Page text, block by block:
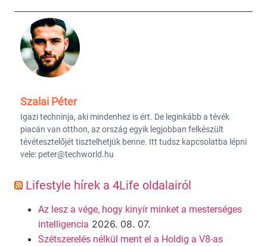
Szalai Péter
Igazi techninja, aki mindenhez is ért. De leginkább a tévék
piacán van otthon, az ország egyik legjobban felkészült
tévétesztelőjét tisztelhetjük benne. Itt tudsz kapcsolatba lépni
vele: peter@techworld.hu
Lifestyle hírek a 4Life oldalairól
Az lesz a vége, hogy kinyír minket a mesterséges
intelligencia 2026. 08. 07.
Szétszerelés nélkül ment el a Holdig a V8-as